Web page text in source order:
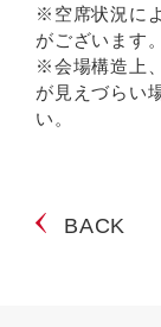
※空席状況に
がございます。
※会場構造上
が見えづらい
い。
BACK